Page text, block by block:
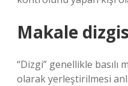
Makale
“Dizgi” genellikle
olarak yerleştirilmesi